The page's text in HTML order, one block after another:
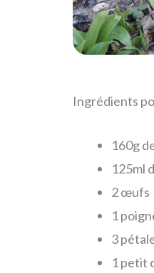
Ingrédients
160g
125ml
2 œufs
1
3
1 petit